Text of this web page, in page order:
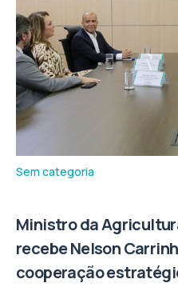
Sem categoria
Ministro da
recebe Nelson
cooperação